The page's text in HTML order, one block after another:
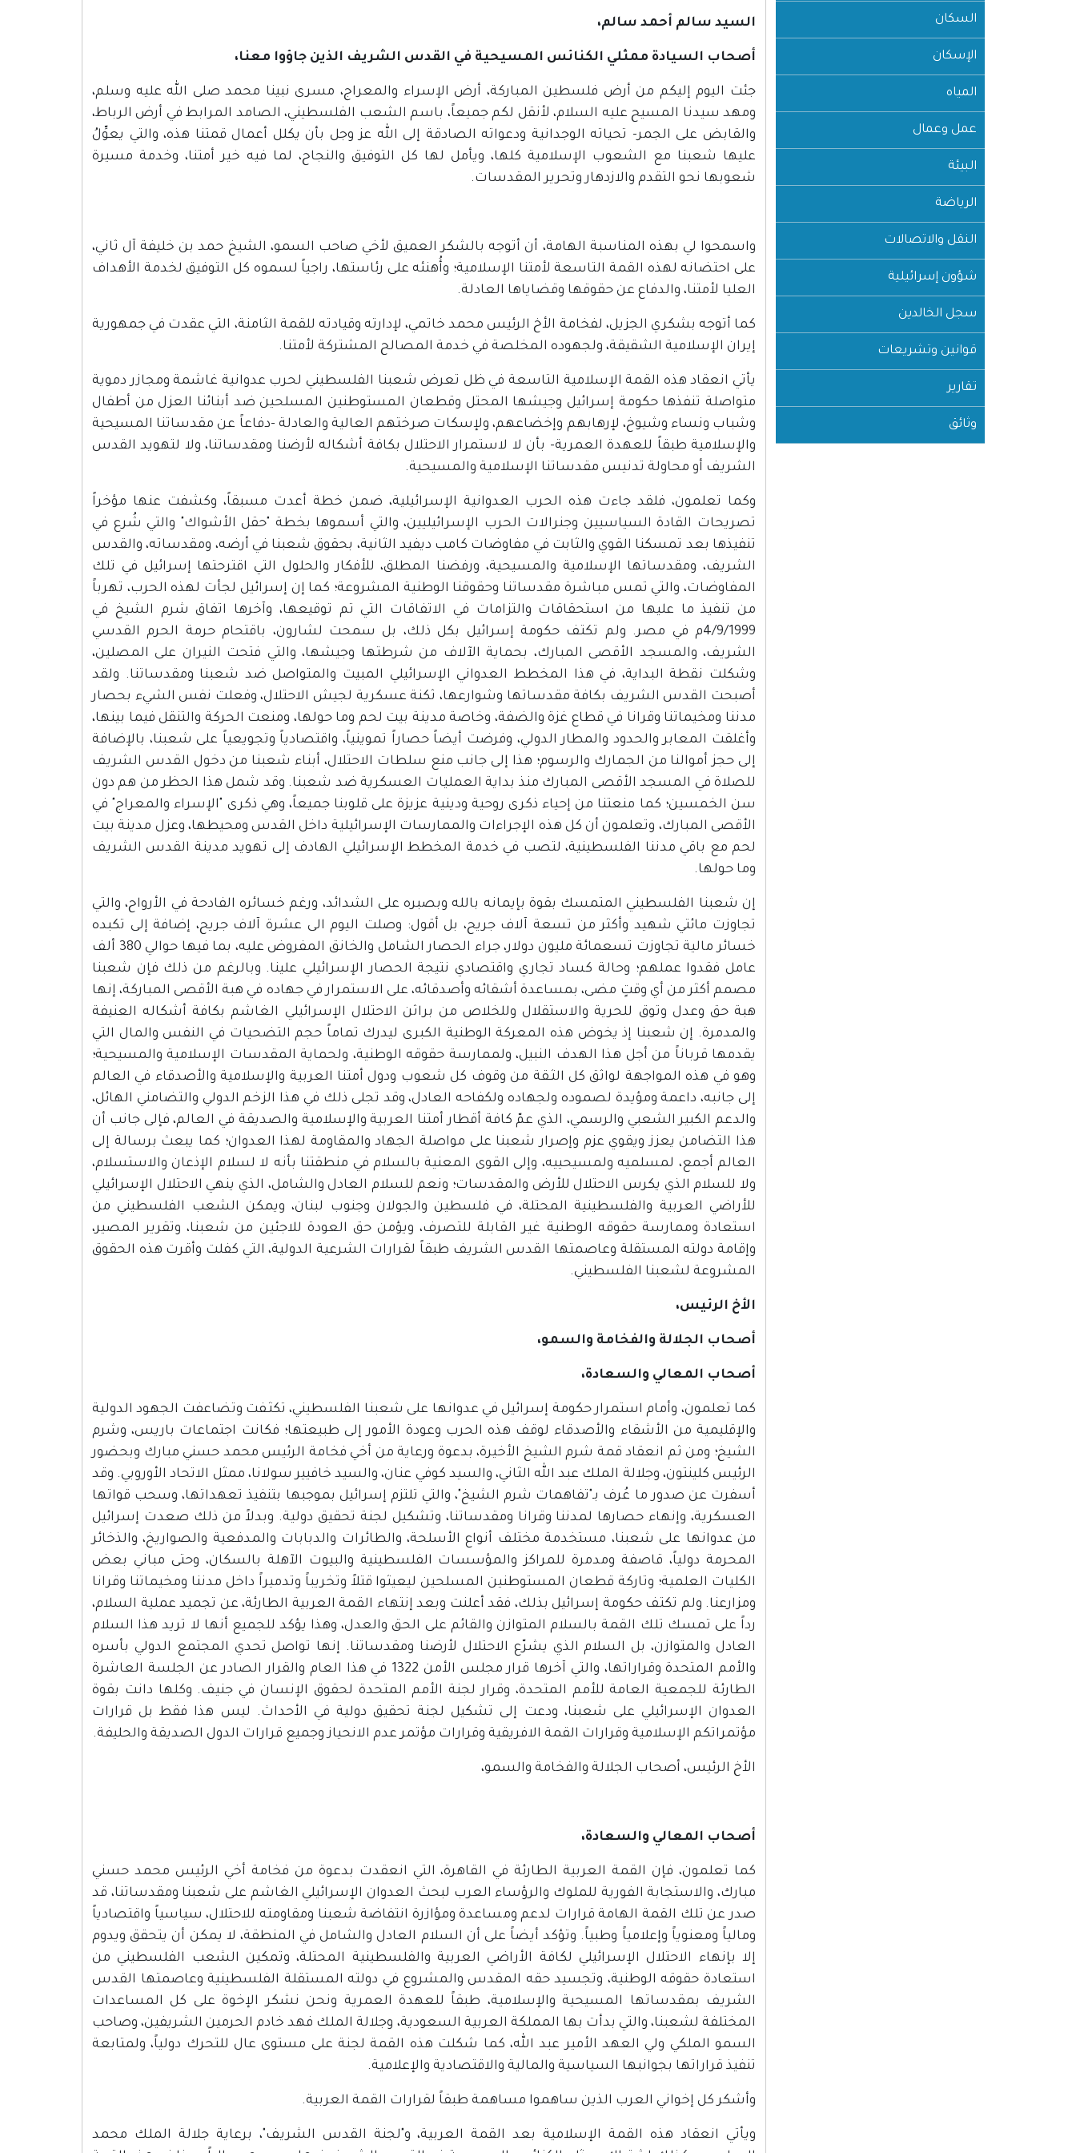
السكان
الإسكان
المياه
عمل وعمال
البيئة
الرياضة
النقل والاتصالات
شؤون إسرائيلية
سجل الخالدين
قوانين وتشريعات
تقارير
وثائق
السيد سالم أحمد سالم،
أصحاب السيادة ممثلي الكنائس المسيحية في القدس الشريف الذين جاؤوا معنا،
جئت اليوم إليكم من أرض فلسطين المباركة، أرض الإسراء والمعراج، مسرى نبينا محمد صلى الله عليه وسلم،
ومهد سيدنا المسيح عليه السلام، لأنقل لكم جميعاً، باسم الشعب الفلسطيني، الصامد المرابط في أرض الرباط،
والقابض على الجمر- تحياته الوجدانية ودعواته الصادقة إلى الله عز وجل بأن يكلل أعمال قمتنا هذه، والتي يعوِّلُ
عليها شعبنا مع الشعوب الإسلامية كلها، ويأمل لها كل التوفيق والنجاح، لما فيه خير أمتنا، وخدمة مسيرة
شعوبها نحو التقدم والازدهار وتحرير المقدسات.
واسمحوا لي بهذه المناسبة الهامة، أن أتوجه بالشكر العميق لأخي صاحب السمو، الشيخ حمد بن خليفة آل ثاني،
على احتضانه لهذه القمة التاسعة لأمتنا الإسلامية؛ وأُهنئه على رئاستها، راجياً لسموه كل التوفيق لخدمة الأهداف
العليا لأمتنا، والدفاع عن حقوقها وقضاياها العادلة.
كما أتوجه بشكري الجزيل، لفخامة الأخ الرئيس محمد خاتمي، لإدارته وقيادته للقمة الثامنة، التي عقدت في جمهورية
إيران الإسلامية الشقيقة، ولجهوده المخلصة في خدمة المصالح المشتركة لأمتنا.
يأتي انعقاد هذه القمة الإسلامية التاسعة في ظل تعرض شعبنا الفلسطيني لحرب عدوانية غاشمة ومجازر دموية
متواصلة تنفذها حكومة إسرائيل وجيشها المحتل وقطعان المستوطنين المسلحين ضد أبنائنا العزل من أطفال
وشباب ونساء وشيوخ، لإرهابهم وإخضاعهم، ولإسكات صرختهم العالية والعادلة -دفاعاً عن مقدساتنا المسيحية
والإسلامية طبقاً للعهدة العمرية- بأن لا لاستمرار الاحتلال بكافة أشكاله لأرضنا ومقدساتنا، ولا لتهويد القدس
الشريف أو محاولة تدنيس مقدساتنا الإسلامية والمسيحية.
وكما تعلمون، فلقد جاءت هذه الحرب العدوانية الإسرائيلية، ضمن خطة أعدت مسبقاً، وكشفت عنها مؤخراً
تصريحات القادة السياسيين وجنرالات الحرب الإسرائيليين، والتي أسموها بخطة "حقل الأشواك" والتي شُرع في
تنفيذها بعد تمسكنا القوي والثابت في مفاوضات كامب ديفيد الثانية، بحقوق شعبنا في أرضه، ومقدساته، والقدس
الشريف، ومقدساتها الإسلامية والمسيحية، ورفضنا المطلق، للأفكار والحلول التي اقترحتها إسرائيل في تلك
المفاوضات، والتي تمس مباشرة مقدساتنا وحقوقنا الوطنية المشروعة؛ كما إن إسرائيل لجأت لهذه الحرب، تهرباً
من تنفيذ ما عليها من استحقاقات والتزامات في الاتفاقات التي تم توقيعها، وآخرها اتفاق شرم الشيخ في
4/9/1999م في مصر. ولم تكتف حكومة إسرائيل بكل ذلك، بل سمحت لشارون، باقتحام حرمة الحرم القدسي
الشريف، والمسجد الأقصى المبارك، بحماية الآلاف من شرطتها وجيشها، والتي فتحت النيران على المصلين،
وشكلت نقطة البداية، في هذا المخطط العدواني الإسرائيلي المبيت والمتواصل ضد شعبنا ومقدساتنا. ولقد
أصبحت القدس الشريف بكافة مقدساتها وشوارعها، ثكنة عسكرية لجيش الاحتلال، وفعلت نفس الشيء بحصار
مدننا ومخيماتنا وقرانا في قطاع غزة والضفة، وخاصة مدينة بيت لحم وما حولها، ومنعت الحركة والتنقل فيما بينها،
وأغلقت المعابر والحدود والمطار الدولي، وفرضت أيضاً حصاراً تموينياً، واقتصادياً وتجويعياً على شعبنا، بالإضافة
إلى حجز أموالنا من الجمارك والرسوم؛ هذا إلى جانب منع سلطات الاحتلال، أبناء شعبنا من دخول القدس الشريف
للصلاة في المسجد الأقصى المبارك منذ بداية العمليات العسكرية ضد شعبنا. وقد شمل هذا الحظر من هم دون
سن الخمسين؛ كما منعتنا من إحياء ذكرى روحية ودينية عزيزة على قلوبنا جميعاً، وهي ذكرى "الإسراء والمعراج" في
الأقصى المبارك، وتعلمون أن كل هذه الإجراءات والممارسات الإسرائيلية داخل القدس ومحيطها، وعزل مدينة بيت
لحم مع باقي مدننا الفلسطينية، لتصب في خدمة المخطط الإسرائيلي الهادف إلى تهويد مدينة القدس الشريف
وما حولها.
إن شعبنا الفلسطيني المتمسك بقوة بإيمانه بالله وبصبره على الشدائد، ورغم خسائره الفادحة في الأرواح، والتي
تجاوزت مائتي شهيد وأكثر من تسعة آلاف جريح، بل أقول: وصلت اليوم الى عشرة آلاف جريح، إضافة إلى تكبده
خسائر مالية تجاوزت تسعمائة مليون دولار، جراء الحصار الشامل والخانق المفروض عليه، بما فيها حوالي 380 ألف
عامل فقدوا عملهم؛ وحالة كساد تجاري واقتصادي نتيجة الحصار الإسرائيلي علينا. وبالرغم من ذلك فإن شعبنا
مصمم أكثر من أي وقتٍ مضى، بمساعدة أشقائه وأصدقائه، على الاستمرار في جهاده في هبة الأقصى المباركة، إنها
هبة حق وعدل وتوق للحرية والاستقلال وللخلاص من براثن الاحتلال الإسرائيلي الغاشم بكافة أشكاله العنيفة
والمدمرة. إن شعبنا إذ يخوض هذه المعركة الوطنية الكبرى ليدرك تماماً حجم التضحيات في النفس والمال التي
يقدمها قرباناً من أجل هذا الهدف النبيل، ولممارسة حقوقه الوطنية، ولحماية المقدسات الإسلامية والمسيحية؛
وهو في هذه المواجهة لواثق كل الثـقة من وقوف كل شعوب ودول أمتنا العربية والإسلامية والأصدقاء في العالم
إلى جانبه، داعمة ومؤيدة لصموده ولجهاده ولكفاحه العادل، وقد تجلى ذلك في هذا الزخم الدولي والتضامني الهائل،
والدعم الكبير الشعبي والرسمي، الذي عمّ كافة أقطار أمتنا العربية والإسلامية والصديقة في العالم، فإلى جانب أن
هذا التضامن يعزز ويقوي عزم وإصرار شعبنا على مواصلة الجهاد والمقاومة لهذا العدوان؛ كما يبعث برسالة إلى
العالم أجمع، لمسلميه ولمسيحييه، وإلى القوى المعنية بالسلام في منطقتنا بأنه لا لسلام الإذعان والاستسلام،
ولا للسلام الذي يكرس الاحتلال للأرض والمقدسات؛ ونعم للسلام العادل والشامل، الذي ينهي الاحتلال الإسرائيلي
للأراضي العربية والفلسطينية المحتلة، في فلسطين والجولان وجنوب لبنان، ويمكن الشعب الفلسطيني من
استعادة وممارسة حقوقه الوطنية غير القابلة للتصرف، ويؤمن حق العودة للاجئين من شعبنا، وتقرير المصير،
وإقامة دولته المستقلة وعاصمتها القدس الشريف طبقاً لقرارات الشرعية الدولية، التي كفلت وأقرت هذه الحقوق
المشروعة لشعبنا الفلسطيني.
الأخ الرئيس،
أصحاب الجلالة والفخامة والسمو،
أصحاب المعالي والسعادة،
كما تعلمون، وأمام استمرار حكومة إسرائيل في عدوانها على شعبنا الفلسطيني، تكثـفت وتضاعفت الجهود الدولية
والإقليمية من الأشقاء والأصدقاء لوقف هذه الحرب وعودة الأمور إلى طبيعتها؛ فكانت اجتماعات باريس، وشرم
الشيخ؛ ومن ثم انعقاد قمة شرم الشيخ الأخيرة، بدعوة ورعاية من أخي فخامة الرئيس محمد حسني مبارك وبحضور
الرئيس كلينتون، وجلالة الملك عبد الله الثاني، والسيد كوفي عنان، والسيد خافيير سولانا، ممثل الاتحاد الأوروبي. وقد
أسفرت عن صدور ما عُرف بـ"تفاهمات شرم الشيخ"، والتي تلتزم إسرائيل بموجبها بتنفيذ تعهداتها، وسحب قواتها
العسكرية، وإنهاء حصارها لمدننا وقرانا ومقدساتنا، وتشكيل لجنة تحقيق دولية. وبدلاً من ذلك صعدت إسرائيل
من عدوانها على شعبنا، مستخدمة مختلف أنواع الأسلحة، والطائرات والدبابات والمدفعية والصواريخ، والذخائر
المحرمة دولياً، قاصفة ومدمرة للمراكز والمؤسسات الفلسطينية والبيوت الآهلة بالسكان، وحتى مباني بعض
الكليات العلمية؛ وتاركة قطعان المستوطنين المسلحين ليعيثوا قتلاً وتخريباً وتدميراً داخل مدننا ومخيماتنا وقرانا
ومزارعنا. ولم تكتف حكومة إسرائيل بذلك، فقد أعلنت وبعد إنتهاء القمة العربية الطارئة، عن تجميد عملية السلام،
رداً على تمسك تلك القمة بالسلام المتوازن والقائم على الحق والعدل، وهذا يؤكد للجميع أنها لا تريد هذا السلام
العادل والمتوازن، بل السلام الذي يشرّع الاحتلال لأرضنا ومقدساتنا. إنها تواصل تحدي المجتمع الدولي بأسره
والأمم المتحدة وقراراتها، والتي آخرها قرار مجلس الأمن 1322 في هذا العام والقرار الصادر عن الجلسة العاشرة
الطارئة للجمعية العامة للأمم المتحدة، وقرار لجنة الأمم المتحدة لحقوق الإنسان في جنيف. وكلها دانت بقوة
العدوان الإسرائيلي على شعبنا، ودعت إلى تشكيل لجنة تحقيق دولية في الأحداث. ليس هذا فقط بل قرارات
مؤتمراتكم الإسلامية وقرارات القمة الافريقية وقرارات مؤتمر عدم الانحياز وجميع قرارات الدول الصديقة والحليفة.
الأخ الرئيس، أصحاب الجلالة والفخامة والسمو،
أصحاب المعالي والسعادة،
كما تعلمون، فإن القمة العربية الطارئة في القاهرة، التي انعقدت بدعوة من فخامة أخي الرئيس محمد حسني
مبارك، والاستجابة الفورية للملوك والرؤساء العرب لبحث العدوان الإسرائيلي الغاشم على شعبنا ومقدساتنا، قد
صدر عن تلك القمة الهامة قرارات لدعم ومساعدة ومؤازرة انتفاضة شعبنا ومقاومته للاحتلال، سياسياً واقتصادياً
ومالياً ومعنوياً وإعلامياً وطبياً. وتؤكد أيضاً على أن السلام العادل والشامل في المنطقة، لا يمكن أن يتحقق ويدوم
إلا بإنهاء الاحتلال الإسرائيلي لكافة الأراضي العربية والفلسطينية المحتلة، وتمكين الشعب الفلسطيني من
استعادة حقوقه الوطنية، وتجسيد حقه المقدس والمشروع في دولته المستقلة الفلسطينية وعاصمتها القدس
الشريف بمقدساتها المسيحية والإسلامية، طبقاً للعهدة العمرية ونحن نشكر الإخوة على كل المساعدات
المختلفة لشعبنا، والتي بدأت بها المملكة العربية السعودية، وجلالة الملك فهد خادم الحرمين الشريفين، وصاحب
السمو الملكي ولي العهد الأمير عبد الله، كما شكلت هذه القمة لجنة على مستوى عال للتحرك دولياً، ولمتابعة
تنفيذ قراراتها بجوانبها السياسية والمالية والاقتصادية والإعلامية.
وأشكر كل إخواني العرب الذين ساهموا مساهمة طبقاً لقرارات القمة العربية.
ويأتي انعقاد هذه القمة الإسلامية بعد القمة العربية، و"لجنة القدس الشريف"، برعاية جلالة الملك محمد